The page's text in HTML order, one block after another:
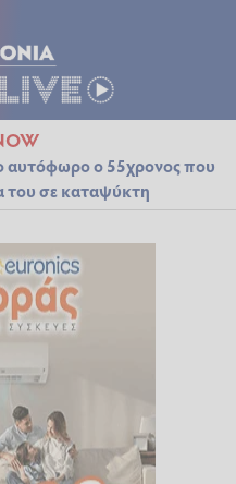
αυτόφωρο ο 55χρονος που
του σε καταψύκτη